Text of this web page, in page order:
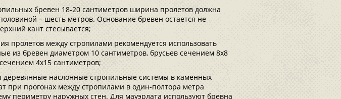
бревен 18-20 сантиметров ширина пролетов должна
– шесть метров. Основание бревен остается не
кант стесывается;
пролетов между стропилами рекомендуется использовать
из бревен диаметром 10 сантиметров, брусьев сечением 8х8
4х15 сантиметров;
деревянные наслонные стропильные системы в каменных
при прогонах между стропилами в один-полтора метра
периметру наружных стен. Для мауэрлата используют бревна